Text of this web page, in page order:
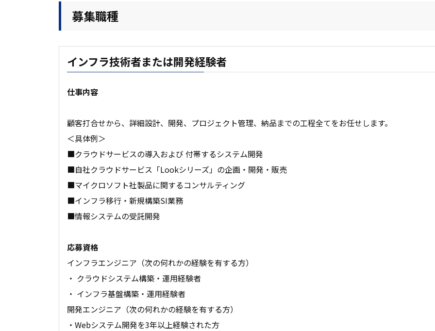
募集職種
インフラ技術者または開発経験者
仕事内容
顧客打合せから、詳細設計、開発、プロジェクト管理、納品までの工程全てをお任せします。
＜具体例＞
■クラウドサービスの導入および 付帯するシステム開発
■自社クラウドサービス「Lookシリーズ」の企画・開発・販売
■マイクロソフト社製品に関するコンサルティング
■インフラ移行・新規構築SI業務
■情報システムの受託開発
応募資格
インフラエンジニア（次の何れかの経験を有する方）
・ クラウドシステム構築・運用経験者
・ インフラ基盤構築・運用経験者
開発エンジニア（次の何れかの経験を有する方）
・Webシステム開発を3年以上経験された方